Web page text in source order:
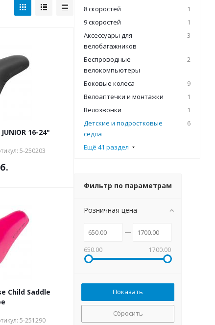
16-24"
5-250203
Child Saddle
5-251290
8 скоростей
1
9 скоростей
1
Аксессуары для
велобагажников
3
Беспроводные
велокомпьютеры
2
Боковые колеса
9
Велоаптечки и монтажки
1
Велозвонки
1
Детские и подростковые
седла
6
Ещё 41 раздел
Фильтр по параметрам
Розничная цена
650.00 1700.00
Сбросить